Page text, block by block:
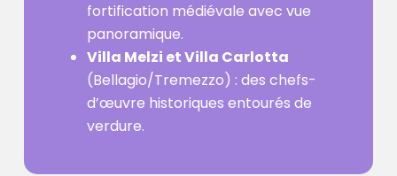
fortification médiévale avec vue
panoramique.
Villa Melzi et Villa Carlotta
(Bellagio/Tremezzo) : des chefs-
d’œuvre historiques entourés de
verdure.